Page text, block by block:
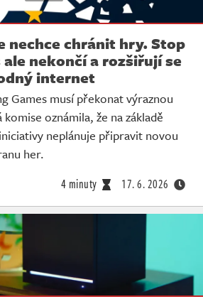
nechce chránit hry. Stop
ale nekončí a rozšiřují se
internet
Games musí překonat výraznou
oznámila, že na základě
neplánuje připravit novou
her.
4 minuty 17. 6. 2026